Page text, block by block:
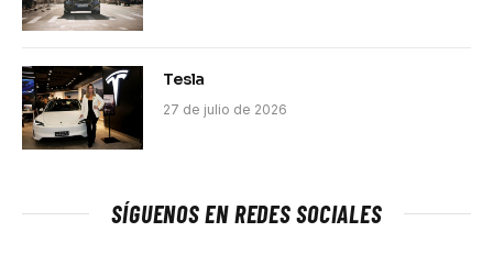
Tesla
27 de julio de 2026
SÍGUENOS EN REDES SOCIALES